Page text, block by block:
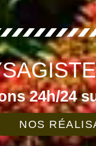
24h/24
NOS